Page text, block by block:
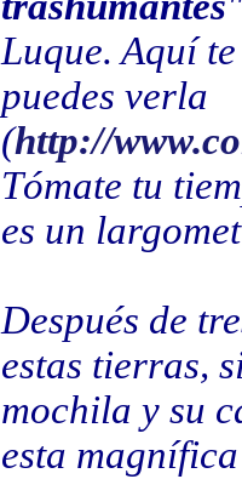
Luque. Aquí
puedes verla
(http://
Tómate tu
es un
Después de
estas tierras,
mochila y su
esta